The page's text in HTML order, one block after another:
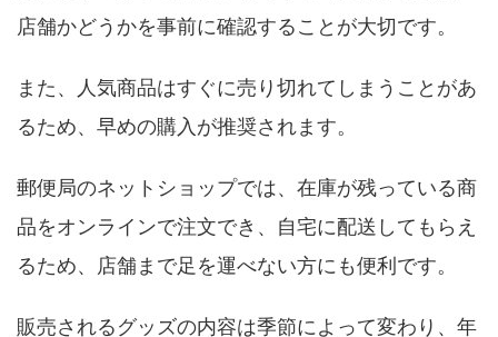
店舗かどうかを事前に確認することが大切です。
また、人気商品はすぐに売り切れてしまうことがあ
るため、早めの購入が推奨されます。
郵便局のネットショップでは、在庫が残っている商
品をオンラインで注文でき、自宅に配送してもらえ
るため、店舗まで足を運べない方にも便利です。
販売されるグッズの内容は季節によって変わり、年